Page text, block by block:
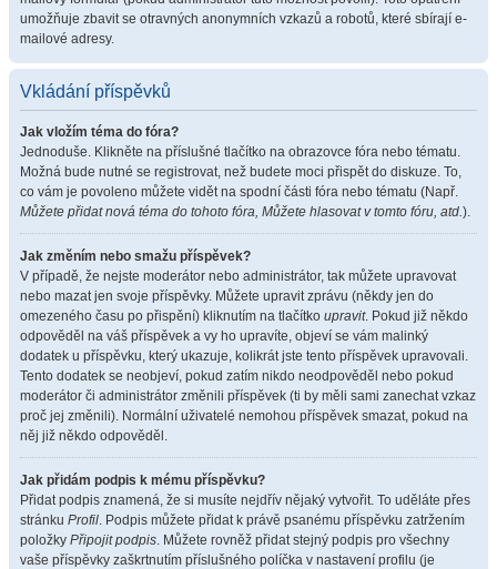
umožňuje zbavit se otravných anonymních vzkazů a robotů, které sbírají e-
mailové adresy.
Vkládání příspěvků
Jak vložím téma do fóra?
Jednoduše. Klikněte na příslušné tlačítko na obrazovce fóra nebo tématu.
Možná bude nutné se registrovat, než budete moci přispět do diskuze. To,
co vám je povoleno můžete vidět na spodní části fóra nebo tématu (Např.
Můžete přidat nová téma do tohoto fóra, Můžete hlasovat v tomto fóru, atd.).
Jak změním nebo smažu příspěvek?
V případě, že nejste moderátor nebo administrátor, tak můžete upravovat
nebo mazat jen svoje příspěvky. Můžete upravit zprávu (někdy jen do
omezeného času po přispění) kliknutím na tlačítko upravit. Pokud již někdo
odpověděl na váš příspěvek a vy ho upravíte, objeví se vám malinký
dodatek u příspěvku, který ukazuje, kolikrát jste tento příspěvek upravovali.
Tento dodatek se neobjeví, pokud zatím nikdo neodpověděl nebo pokud
moderátor či administrátor změnili příspěvek (ti by měli sami zanechat vzkaz
proč jej změnili). Normální uživatelé nemohou příspěvek smazat, pokud na
něj již někdo odpověděl.
Jak přidám podpis k mému příspěvku?
Přidat podpis znamená, že si musíte nejdřív nějaký vytvořit. To uděláte přes
stránku Profil. Podpis můžete přidat k právě psanému příspěvku zatržením
položky Připojit podpis. Můžete rovněž přidat stejný podpis pro všechny
vaše příspěvky zaškrtnutím příslušného políčka v nastavení profilu (je